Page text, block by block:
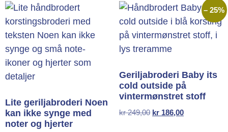
Lite geriljabroderi Noen
kan ikke synge med
noter og hjerter
– 25%
Geriljabroderi Baby its
cold outside på
vintermønstret stoff
kr249,00 kr 186,00